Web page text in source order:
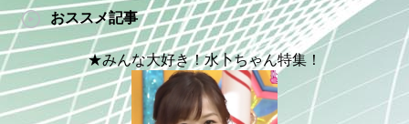
おススメ記事
★みんな大好き！水卜ちゃん特集！